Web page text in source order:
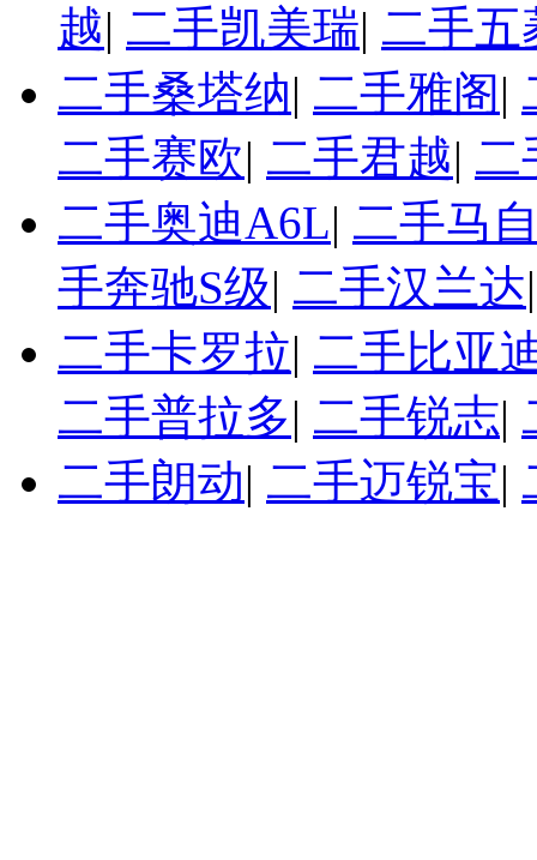
越| 二手凯美瑞| 二手五
二手桑塔纳| 二手雅阁|
二手赛欧| 二手君越| 二
二手奥迪A6L| 二手马
手奔驰S级| 二手汉兰达
二手卡罗拉| 二手比亚
二手普拉多| 二手锐志|
二手朗动| 二手迈锐宝|